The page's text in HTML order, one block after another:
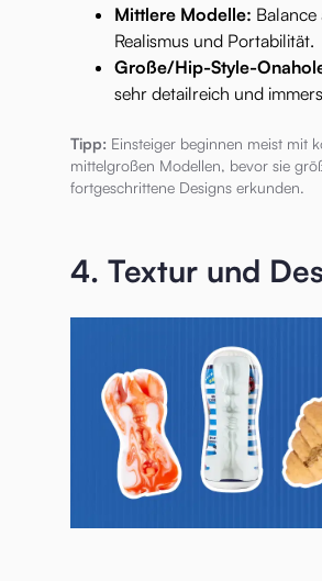
Mittlere Modelle: Balance
Realismus und Portabilität.
Große/Hip-Style-
sehr detailreich und
Tipp: Einsteiger beginnen meist mit
mittelgroßen Modellen, bevor sie
fortgeschrittene Designs erkunden.
4. Textur und